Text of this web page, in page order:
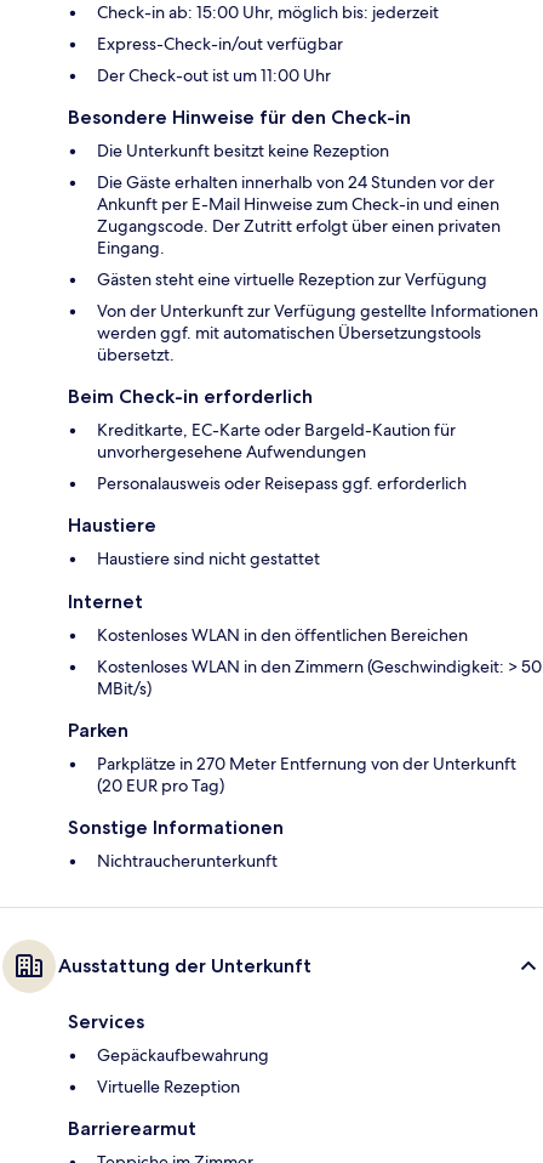
Check-in ab: 15:00 Uhr, möglich bis: jederzeit
Express-Check-in/out verfügbar
Der Check-out ist um 11:00 Uhr
Besondere Hinweise für den Check-in
Die Unterkunft besitzt keine Rezeption
Die Gäste erhalten innerhalb von 24 Stunden vor der
Ankunft per E-Mail Hinweise zum Check-in und einen
Zugangscode. Der Zutritt erfolgt über einen privaten
Eingang.
Gästen steht eine virtuelle Rezeption zur Verfügung
Von der Unterkunft zur Verfügung gestellte Informationen
werden ggf. mit automatischen Übersetzungstools
übersetzt.
Beim Check-in erforderlich
Kreditkarte, EC-Karte oder Bargeld-Kaution für
unvorhergesehene Aufwendungen
Personalausweis oder Reisepass ggf. erforderlich
Haustiere
Haustiere sind nicht gestattet
Internet
Kostenloses WLAN in den öffentlichen Bereichen
Kostenloses WLAN in den Zimmern (Geschwindigkeit: > 50
MBit/s)
Parken
Parkplätze in 270 Meter Entfernung von der Unterkunft
(20 EUR pro Tag)
Sonstige Informationen
Nichtraucherunterkunft
Ausstattung der Unterkunft
Services
Gepäckaufbewahrung
Virtuelle Rezeption
Barrierearmut